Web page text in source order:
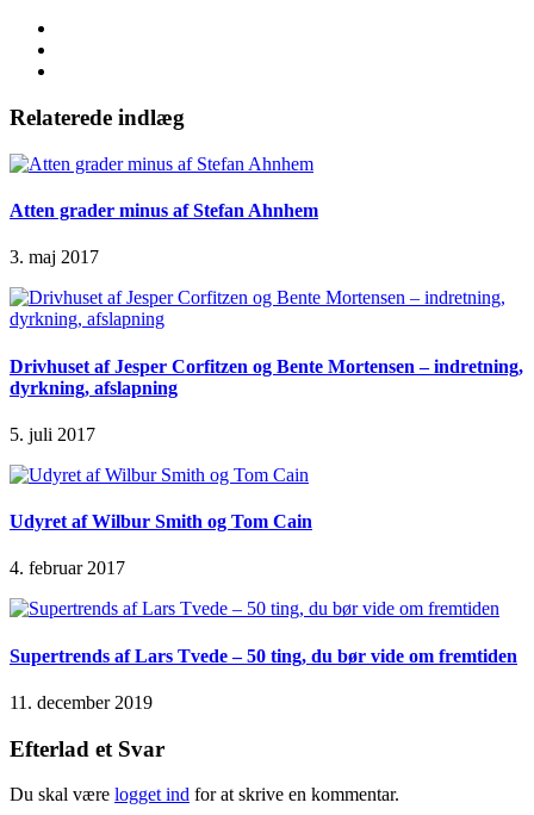
Relaterede indlæg
Atten grader minus af Stefan Ahnhem
3. maj 2017
Drivhuset af Jesper Corfitzen og Bente Mortensen – indretning,
dyrkning, afslapning
5. juli 2017
Udyret af Wilbur Smith og Tom Cain
4. februar 2017
Supertrends af Lars Tvede – 50 ting, du bør vide om fremtiden
11. december 2019
Efterlad et Svar
Du skal være logget ind for at skrive en kommentar.